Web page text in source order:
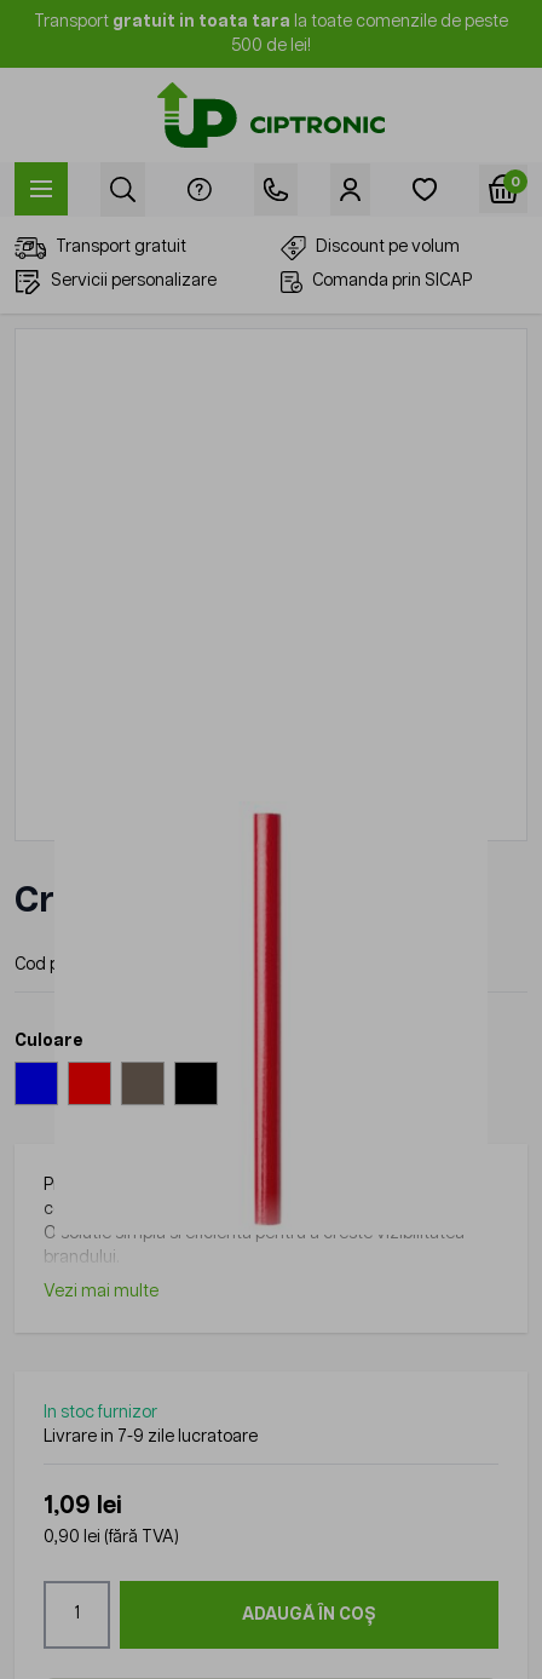
Mergi la Conținut
Transport gratuit in toata tara la toate comenzile de peste
500 de lei!
0
Transport gratuit
Discount pe volum
Servicii personalizare
Comanda prin SICAP
Creion Roly Veta
Cod produs:
Culoare
Produs din gama Roly, practic si usor de folosit in diverse
contexte.
O solutie simpla si eficienta pentru a creste vizibilitatea
brandului.
Vezi mai multe
In stoc furnizor
Livrare in 7-9 zile lucratoare
1,09 lei
0,90 lei (fără TVA)
ADAUGĂ ÎN COȘ